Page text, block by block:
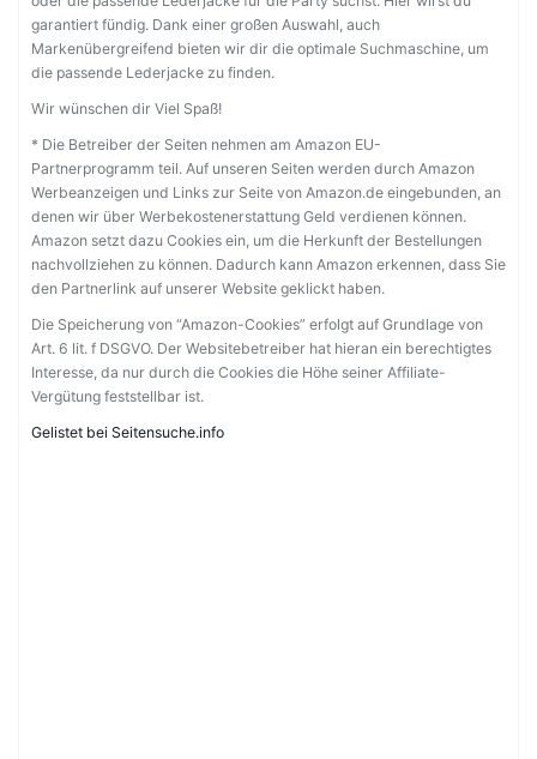
garantiert fündig. Dank einer großen Auswahl, auch
Markenübergreifend bieten wir dir die optimale Suchmaschine, um
die passende Lederjacke zu finden.
Wir wünschen dir Viel Spaß!
* Die Betreiber der Seiten nehmen am Amazon EU-
Partnerprogramm teil. Auf unseren Seiten werden durch Amazon
Werbeanzeigen und Links zur Seite von Amazon.de eingebunden, an
denen wir über Werbekostenerstattung Geld verdienen können.
Amazon setzt dazu Cookies ein, um die Herkunft der Bestellungen
nachvollziehen zu können. Dadurch kann Amazon erkennen, dass Sie
den Partnerlink auf unserer Website geklickt haben.
Die Speicherung von “Amazon-Cookies” erfolgt auf Grundlage von
Art. 6 lit. f DSGVO. Der Websitebetreiber hat hieran ein berechtigtes
Interesse, da nur durch die Cookies die Höhe seiner Affiliate-
Vergütung feststellbar ist.
Gelistet bei Seitensuche.info